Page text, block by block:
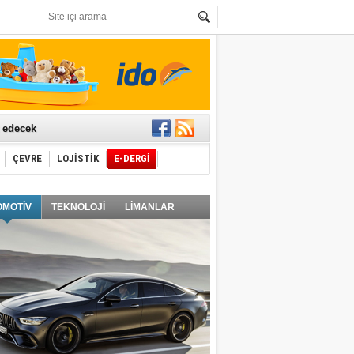
ÇEVRE LOJİSTİK E-DERGİ
TEKNOLOJİ LİMANLAR